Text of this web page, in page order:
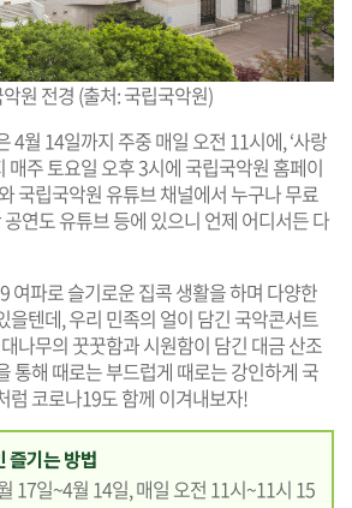
원 전경 (출처: 국립국악원)
4월 14일까지 주중 매일 오전 11시에, ‘사랑
매주 토요일 오후 3시에 국립국악원 홈페이
국립국악원 유튜브 채널에서 누구나 무료
연도 유튜브 등에 있으니 언제 어디서든 다
여파로 슬기로운 집콕 생활을 하며 다양한
을텐데, 우리 민족의 얼이 담긴 국악콘서트
나무의 꿋꿋함과 시원함이 담긴 대금 산조
통해 때로는 부드럽게 때로는 강인하게 국
럼 코로나19도 함께 이겨내보자!
즐기는 방법
17일~4월 14일, 매일 오전 11시~11시 15